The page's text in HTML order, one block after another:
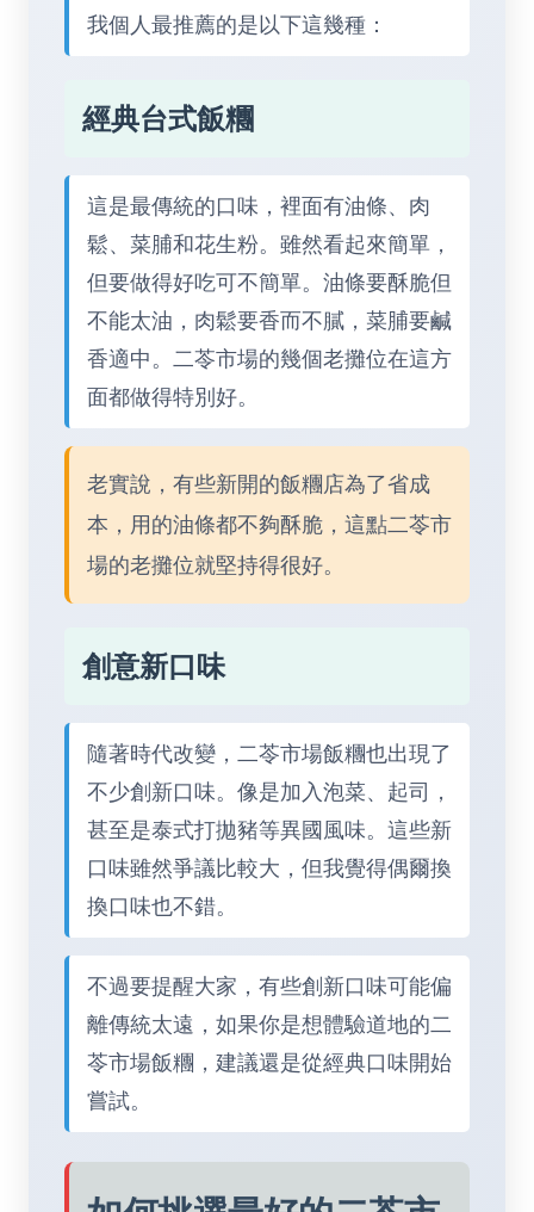
我個人最推薦的是以下這幾種：
經典台式飯糰
這是最傳統的口味，裡面有油條、肉
鬆、菜脯和花生粉。雖然看起來簡單，
但要做得好吃可不簡單。油條要酥脆但
不能太油，肉鬆要香而不膩，菜脯要鹹
香適中。二苓市場的幾個老攤位在這方
面都做得特別好。
老實說，有些新開的飯糰店為了省成
本，用的油條都不夠酥脆，這點二苓市
場的老攤位就堅持得很好。
創意新口味
隨著時代改變，二苓市場飯糰也出現了
不少創新口味。像是加入泡菜、起司，
甚至是泰式打拋豬等異國風味。這些新
口味雖然爭議比較大，但我覺得偶爾換
換口味也不錯。
不過要提醒大家，有些創新口味可能偏
離傳統太遠，如果你是想體驗道地的二
苓市場飯糰，建議還是從經典口味開始
嘗試。